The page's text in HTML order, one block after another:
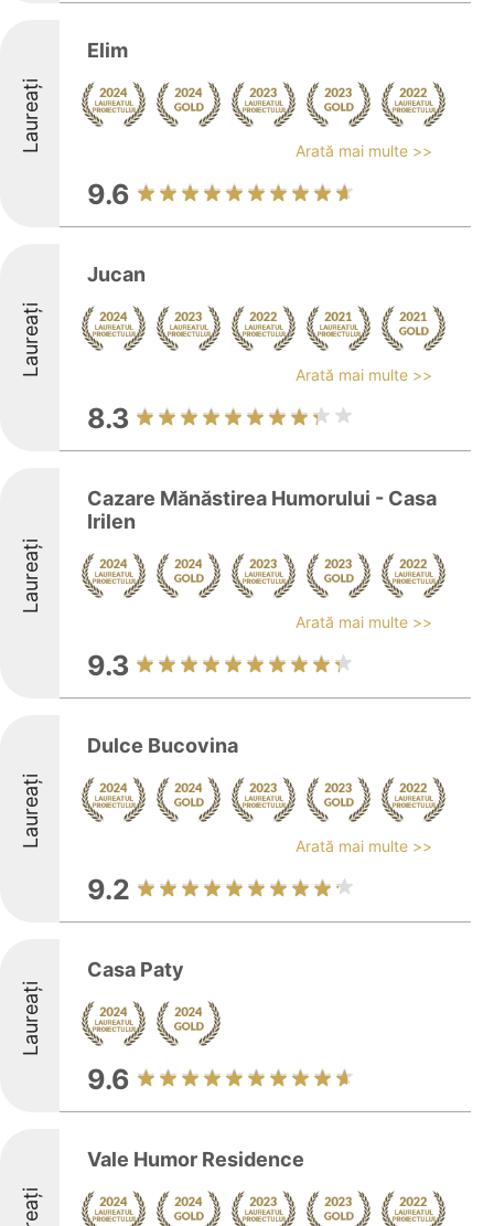
Laureați
Elim
Arată mai multe >>
9.6
Laureați
Jucan
Arată mai multe >>
8.3
Laureați
Cazare Mănăstirea Humorului - Casa
Irilen
Arată mai multe >>
9.3
Laureați
Dulce Bucovina
Arată mai multe >>
9.2
Laureați
Casa Paty
9.6
Vale Humor Residence